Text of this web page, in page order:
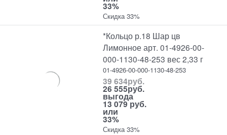
33%
Скидка 33%
*Кольцо р.18 Шар цв
Лимонное арт. 01-4926-00-
000-1130-48-253 вес 2,33 г
01-4926-00-000-1130-48-253
39 634руб.
26 555руб.
выгода
13 079 руб.
или
33%
Скидка 33%